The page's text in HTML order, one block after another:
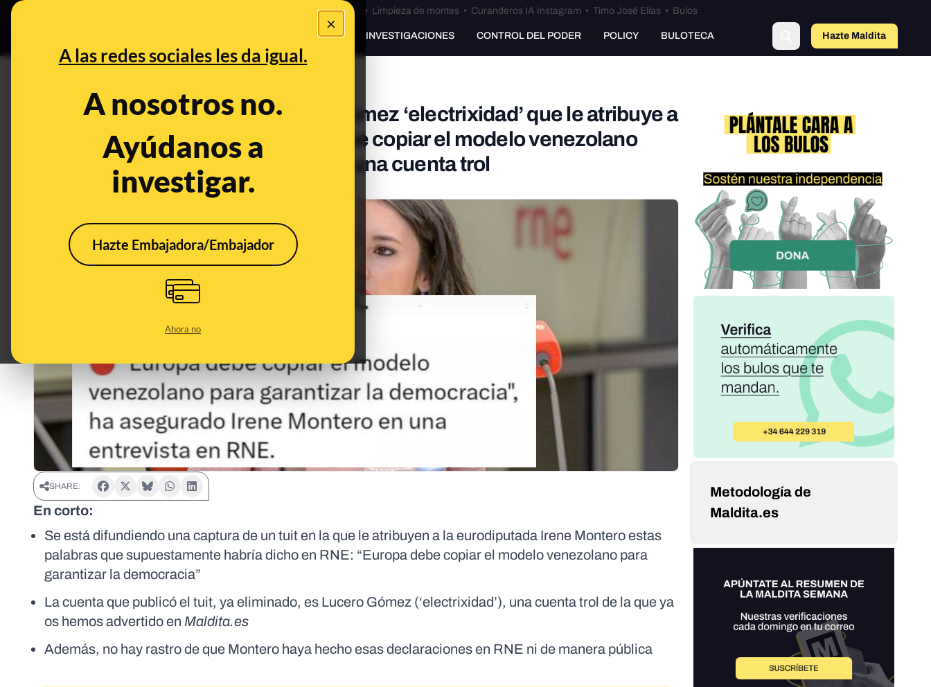
×
A las redes sociales les da igual.
A nosotros no.
Ayúdanos a
investigar.
Hazte Embajadora/Embajador
Ahora no
Bulos Ceuta • Limpieza de montes• Curanderos IA Instagram • Timo José Elías• Bulos
PREBUNKING INVESTIGACIONES CONTROL DEL PODER POLICY BULOTECA Hazte Maldito
Cuidado con este tuit de Lucero Gómez ‘electrixidad’ que le atribuye a
Irene Montero la frase “Europa debe copiar el modelo venezolano
para garantizar la democracia”: es una cuenta trol
Aug 5, 2024, 2:38:17 PM
SHARE:
En corto:
Se está difundiendo una captura de un tuit en la que le atribuyen a la eurodiputada Irene Montero estas
palabras que supuestamente habría dicho en RNE: “Europa debe copiar el modelo venezolano para
garantizar la democracia”
La cuenta que publicó el tuit, ya eliminado, es Lucero Gómez (‘electrixidad’), una cuenta trol de la que ya
os hemos advertido en Maldita.es
Además, no hay rastro de que Montero haya hecho esas declaraciones en RNE ni de manera pública
Metodología de
Maldita.es